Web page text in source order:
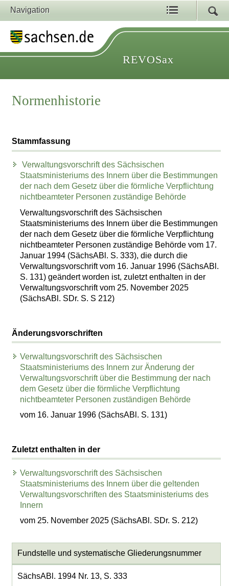
Navigation
REVOSax
Normenhistorie
Stammfassung
Verwaltungsvorschrift des Sächsischen
Staatsministeriums des Innern über die Bestimmungen
der nach dem Gesetz über die förmliche Verpflichtung
nichtbeamteter Personen zuständige Behörde
Verwaltungsvorschrift des Sächsischen
Staatsministeriums des Innern über die Bestimmungen
der nach dem Gesetz über die förmliche Verpflichtung
nichtbeamteter Personen zuständige Behörde vom 17.
Januar 1994 (SächsABl. S. 333), die durch die
Verwaltungsvorschrift vom 16. Januar 1996 (SächsABl.
S. 131) geändert worden ist, zuletzt enthalten in der
Verwaltungsvorschrift vom 25. November 2025
(SächsABl. SDr. S. S 212)
Änderungsvorschriften
Verwaltungsvorschrift des Sächsischen
Staatsministeriums des Innern zur Änderung der
Verwaltungsvorschrift über die Bestimmung der nach
dem Gesetz über die förmliche Verpflichtung
nichtbeamteter Personen zuständigen Behörde
vom 16. Januar 1996 (SächsABl. S. 131)
Zuletzt enthalten in der
Verwaltungsvorschrift des Sächsischen
Staatsministeriums des Innern über die geltenden
Verwaltungsvorschriften des Staatsministeriums des
Innern
vom 25. November 2025 (SächsABl. SDr. S. 212)
Fundstelle und systematische Gliederungsnummer
SächsABl. 1994 Nr. 13, S. 333